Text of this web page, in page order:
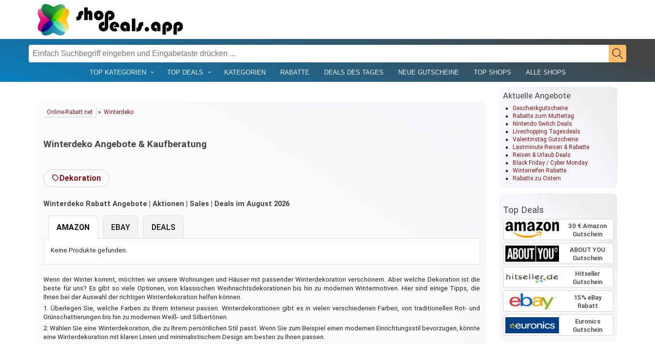
TOP KATEGORIEN TOP DEALS KATEGORIEN RABATTE DEALS DES TAGES NEUE GUTSCHEINE TOP SHOPS ALLE SHOPS
Online-Rabatt.net » Winterdeko
Winterdeko Angebote & Kaufberatung
Dekoration
Winterdeko Rabatt Angebote | Aktionen | Sales | Deals im August 2026
AMAZON
Keine Produkte gefunden.
EBAY DEALS
Wenn der Winter kommt, möchten wir unsere Wohnungen und Häuser mit passender Winterdekoration verschönern. Aber welche Dekoration ist die
beste für uns? Es gibt so viele Optionen, von klassischen Weihnachtsdekorationen bis hin zu modernen Wintermotiven. Hier sind einige Tipps, die
Ihnen bei der Auswahl der richtigen Winterdekoration helfen können.
1. Überlegen Sie, welche Farben zu Ihrem Interieur passen. Winterdekorationen gibt es in vielen verschiedenen Farben, von traditionellen Rot- und
Grünschattierungen bis hin zu modernen Weiß- und Silbertönen.
2. Wählen Sie eine Winterdekoration, die zu Ihrem persönlichen Stil passt. Wenn Sie zum Beispiel einen modernen Einrichtungsstil bevorzugen, könnte
eine Winterdekoration mit klaren Linien und minimalistischem Design am besten zu Ihnen passen.
Aktuelle Angebote
Geschenkgutscheine
Rabatte zum Muttertag
Nintendo Switch Deals
Liveshopping Tagesdeals
Valentinstag Gutscheine
Lastminute Reisen & Rabatte
Reisen & Urlaub Deals
Black Friday / Cyber Monday
Winterreifen Rabatte
Rabatte zu Ostern
Top Deals
30 € Amazon
Gutschein
ABOUT YOU
Gutschein
Hitseller
Gutschein
15% eBay
Rabatt
Euronics
Gutschein